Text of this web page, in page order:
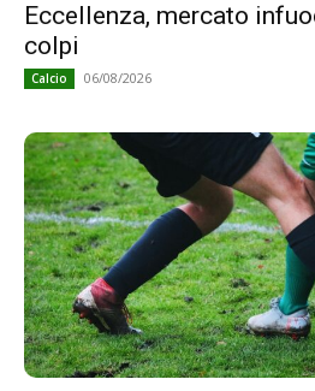
Eccellenza, mercato
colpi
Calcio 06/08/2026